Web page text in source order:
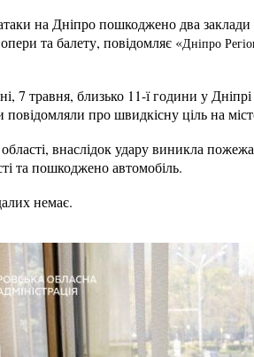
атаки на Дніпро пошкоджено два
та балету, повідомляє «Дніпро
7 травня, близько 11-ї години у
про швидкісну ціль на
внаслідок удару виникла
та пошкоджено автомобіль.
немає.